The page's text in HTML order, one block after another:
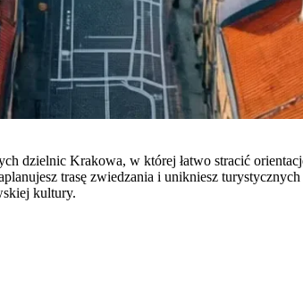
dzielnic Krakowa, w której łatwo stracić
trasę zwiedzania i unikniesz
kultury.